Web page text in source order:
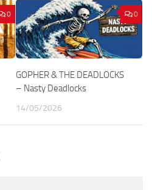
0 0
GOPHER & THE DEADLOCKS
– Nasty Deadlocks
14/05/2026